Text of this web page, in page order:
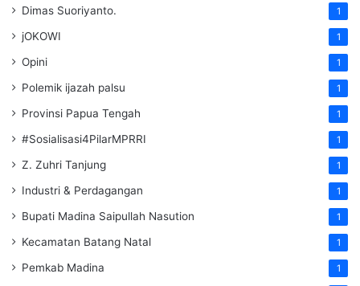
Dimas Suoriyanto. 1
jOKOWI 1
Opini 1
Polemik ijazah palsu 1
Provinsi Papua Tengah 1
#Sosialisasi4PilarMPRRI 1
Z. Zuhri Tanjung 1
Industri & Perdagangan 1
Bupati Madina Saipullah Nasution 1
Kecamatan Batang Natal 1
Pemkab Madina 1